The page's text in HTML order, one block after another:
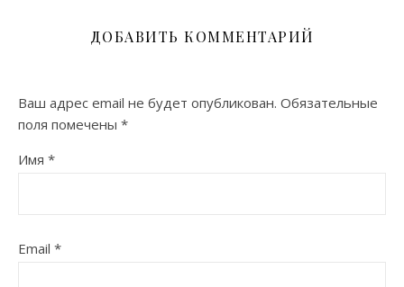
ДОБАВИТЬ КОММЕНТАРИЙ
Ваш адрес email не будет опубликован. Обязательные
поля помечены *
Имя *
Email *